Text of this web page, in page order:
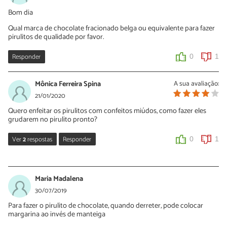
Olá Sara Bom dia!
Obrigada pelo retorno.
Aproveitando só mais 2 dúvidas,a margarina/manteiga não
atrapalha o endurecimento do chocolate e depois de pronto há a
necessidade de guarda lo na geladeira?
0 0
Sara Silva
22/11/2021
Oi Mirian, se você guardar o chocolate na geladeira ele se
manterá firme.
Bom dia
Qual marca de chocolate fracionado belga ou equivalente para fazer
pirulitos de qualidade por favor.
Responder 0 1
A sua avaliação:
Mônica Ferreira Spina
21/01/2020
Quero enfeitar os pirulitos com confeitos miúdos, como fazer eles
grudarem no pirulito pronto?
Ver2respostas Responder 0 1
22/01/2020
Oi Mônica, para isso você deve colocar os confeitos antes do
chocolate secar, desse jeito eles ficarão grudados no chocolate.
Maria Madalena
30/07/2019
Para fazer o pirulito de chocolate, quando derreter, pode colocar
margarina ao invés de manteiga